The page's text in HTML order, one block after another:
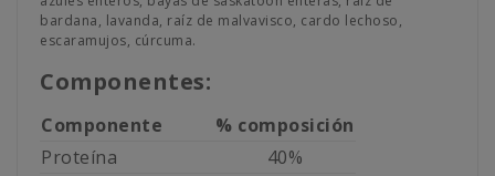
bardana, lavanda, raíz de malvavisco, cardo lechoso,
escaramujos, cúrcuma.
Componentes:
Componente
% composición
Proteína
40%